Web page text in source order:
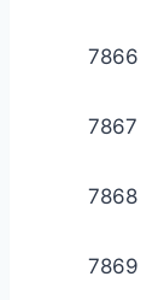
7866
7867
7868
7869